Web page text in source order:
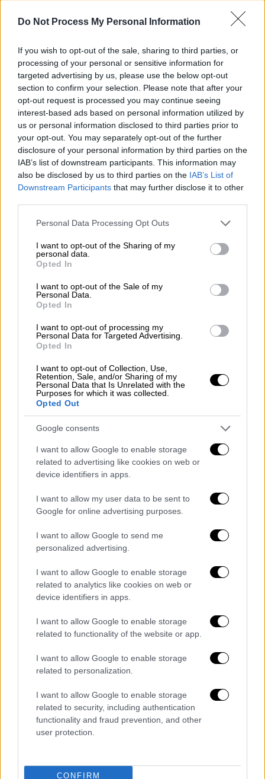
Do Not Process My Personal Information
If you wish to opt-out of the sale, sharing to third parties, or
processing of your personal or sensitive information for
targeted advertising by us, please use the below opt-out
section to confirm your selection. Please note that after your
opt-out request is processed you may continue seeing
interest-based ads based on personal information utilized by
us or personal information disclosed to third parties prior to
your opt-out. You may separately opt-out of the further
disclosure of your personal information by third parties on the
IAB’s list of downstream participants. This information may
also be disclosed by us to third parties on the IAB’s List of
Downstream Participants that may further disclose it to other
Please note that this website/app uses one or more Google
not limited to your visit or usage behaviour. You may click to
grant or deny consent to Google and its third-party tags to
use your data for below specified purposes in below Google
consent section.
Personal Data Processing Opt Outs
I want to opt-out of the Sharing of my
personal data.
Opted In
I want to opt-out of the Sale of my
Personal Data.
Opted In
I want to opt-out of processing my
Personal Data for Targeted Advertising.
Opted In
I want to opt-out of Collection, Use,
Retention, Sale, and/or Sharing of my
Personal Data that Is Unrelated with the
Purposes for which it was collected.
Opted Out
Google consents
I want to allow Google to enable storage
related to advertising like cookies on web or
device identifiers in apps.
I want to allow my user data to be sent to
Google for online advertising purposes.
I want to allow Google to send me
personalized advertising.
I want to allow Google to enable storage
related to analytics like cookies on web or
device identifiers in apps.
I want to allow Google to enable storage
related to functionality of the website or app.
I want to allow Google to enable storage
related to personalization.
I want to allow Google to enable storage
related to security, including authentication
functionality and fraud prevention, and other
user protection.
CONFIRM
Τριπλός μηχανισμός δράσης
του επιδερμικού αυξητικού παράγοντα, μια
πρωτεΐνη που συμβάλλει στην ανάπτυξη των
όγκων. Ταυτόχροναμπλοκάρει το μονοπάτι
MET,το οποίο τα καρκινικά κύτταρα
χρησιμοποιούν συχνά για να αναπτύσσουν
αντοχή στις θεραπείες.
Παράλληλα,ενεργοποιεί το ανοσοποιητικό
σύστημα, ενισχύοντας την ικανότητά του να
επιτίθεται στα καρκινικά κύτταρα.
ωφελήθηκαν από τη θεραπεία ήταν ο
56χρονος Καρλ Γουόλς, ο οποίος
διαγνώστηκε με καρκίνο της γλώσσας τον
OrigAMI-4 στο Royal Marsden τον Ιούλιο του
«Αρχικά υποβλήθηκα σε χημειοθεραπεία και
ανοσοθεραπεία, οι οποίες δυστυχώς δεν
είχαν αποτέλεσμα», ανέφερε. «Τότε μου
προτάθηκε να συμμετάσχω στη μελέτη
OrigAMI-4.Βρίσκομαι πλέον στον 17ο κύκλο
θεραπείας και είμαι ιδιαίτερα
ικανοποιημένος από την πρόοδο που έχει
Σε αντίθεση με πολλές αντικαρκινικές
μια μικρή υποδόρια ένεση και όχι μέσω